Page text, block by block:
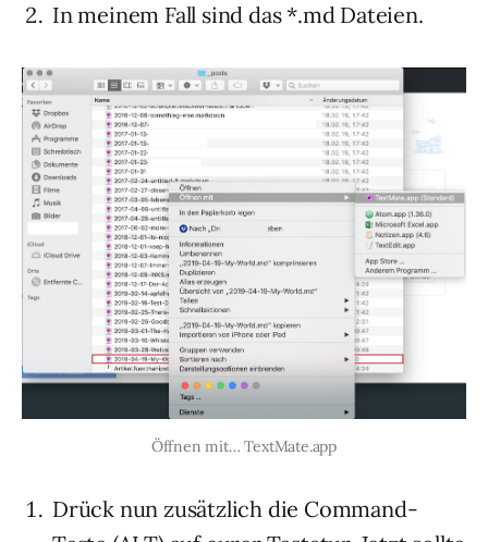
In meinem Fall sind das *.md Dateien.
Öffnen mit… TextMate.app
Drück nun zusätzlich die Command-